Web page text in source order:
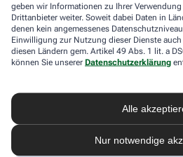
geben wir Informationen zu Ihrer
Drittanbieter weiter. Soweit dabei Daten in
denen kein angemessenes
Einwilligung zur Nutzung dieser Dienste
diesen Ländern gem. Artikel 49 Abs. 1 lit. a
können Sie unserer Datenschutzerklärung
Alle
Nur notwendige